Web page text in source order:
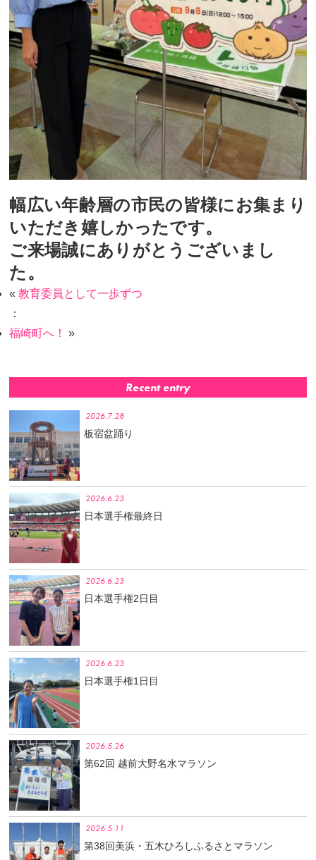
幅広い年齢層の市民の皆様にお集まり
いただき嬉しかったです。
ご来場誠にありがとうございまし
た。
«教育委員として一歩ずつ
：
福崎町へ！
»
Recent entry
2026.7.28
板宿盆踊り
2026.6.23
日本選手権最終日
2026.6.23
日本選手権2日目
2026.6.23
日本選手権1日目
2026.5.26
第62回 越前大野名水マラソン
2026.5.11
第38回美浜・五木ひろしふるさとマラソン